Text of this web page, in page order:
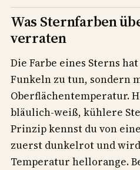
Was Sternfarben
verraten
Die Farbe eines Sterns
Funkeln zu tun, sondern
Oberflächentemperatur.
bläulich-weiß, kühlere
Prinzip kennst du von
zuerst dunkelrot und
Temperatur hellorange.